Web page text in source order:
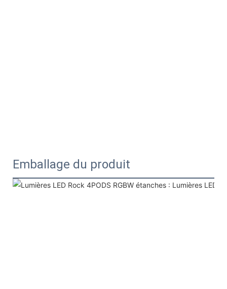
Emballage du produit